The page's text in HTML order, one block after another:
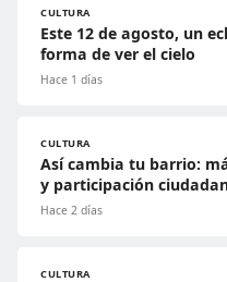
CULTURA
Este 12 de agosto, un
forma de ver el cielo
Hace 1 días
CULTURA
Así cambia tu barrio:
y participación
Hace 2 días
CULTURA